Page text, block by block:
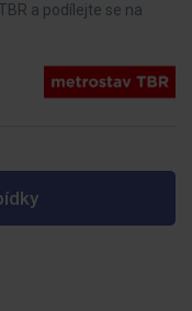
a podílejte se na